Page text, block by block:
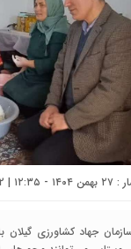
جهاد کشاورزی گیلان